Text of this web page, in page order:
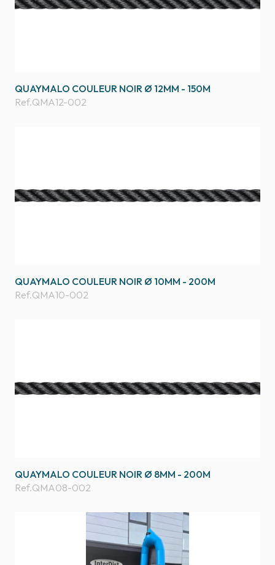
QUAYMALO COULEUR NOIR Ø 12MM - 150M
Ref.QMA12-002
QUAYMALO COULEUR NOIR Ø 10MM - 200M
Ref.QMA10-002
QUAYMALO COULEUR NOIR Ø 8MM - 200M
Ref.QMA08-002